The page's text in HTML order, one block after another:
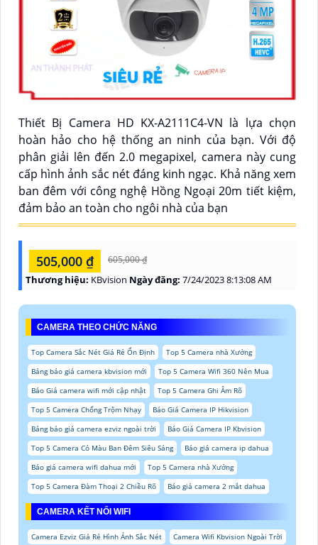
Thiết Bị Camera HD KX-A2111C4-VN là lựa chọn
hoàn hảo cho hệ thống an ninh của bạn. Với độ
phân giải lên đến 2.0 megapixel, camera này cung
cấp hình ảnh sắc nét đáng kinh ngạc. Khả năng xem
ban đêm với công nghệ Hồng Ngoại 20m tiết kiệm,
đảm bảo an toàn cho ngôi nhà của bạn
505,000 ₫ 605,000 ₫
Thương hiệu: KBvision Ngày đăng: 7/24/2023 8:13:08 AM
CAMERA THEO CHỨC NĂNG
Top Camera Sắc Nét Giá Rẻ Ổn Định
Top 5 Camera nhà Xưởng
Bảng báo giá camera kbvision mới
Top 5 Camera Wifi 360 Nên Mua
Báo Giá camera wifi mới cập nhật
Top 5 Camera Ghi Âm Rõ
Top 5 Camera Chống Trộm Nhạy
Báo Giá Camera IP Hikvision
Bảng báo giá camera ezviz ngoài trời
Báo Giá Camera IP Kbvision
Top 5 Camera Có Màu Ban Đêm Siêu Sáng
Báo giá camera ip dahua
Báo giá camera wifi dahua mới
Top 5 Camera nhà Xưởng
Top 5 Camera Đàm Thoại 2 Chiều Rõ
Báo giá camera 2 mắt dahua
CAMERA KẾT NỐI WIFI
Camera Ezviz Giá Rẻ Hình Ảnh Sắc Nét
Camera Wifi Kbvision Ngoài Trời